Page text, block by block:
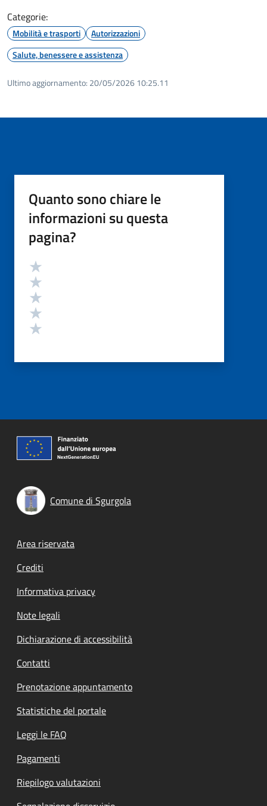
Categorie:
Mobilità e trasporti
Autorizzazioni
Salute, benessere e assistenza
Ultimo aggiornamento: 20/05/2026 10:25.11
Quanto sono chiare le
informazioni su questa
pagina?
Valutazione
Comune di Sgurgola
Footer menu
Area riservata
Crediti
Informativa privacy
Note legali
Dichiarazione di accessibilità
Contatti
Prenotazione appuntamento
Statistiche del portale
Leggi le FAQ
Pagamenti
Riepilogo valutazioni